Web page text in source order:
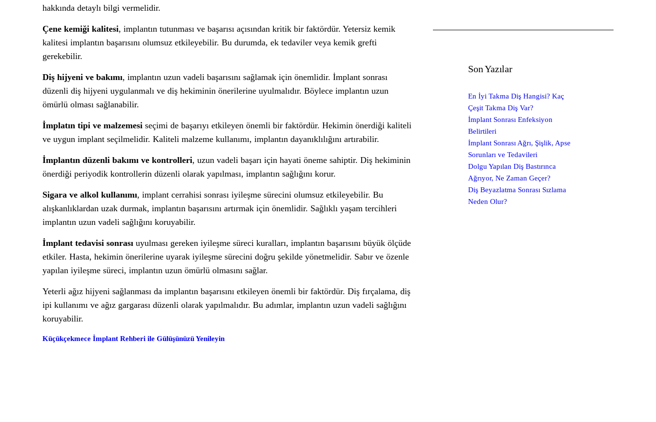
hakkında detaylı bilgi vermelidir.
Çene kemiği kalitesi, implantın tutunması ve başarısı açısından kritik bir faktördür. Yetersiz kemik
kalitesi implantın başarısını olumsuz etkileyebilir. Bu durumda, ek tedaviler veya kemik grefti
gerekebilir.
Diş hijyeni ve bakımı, implantın uzun vadeli başarısını sağlamak için önemlidir. İmplant sonrası
düzenli diş hijyeni uygulanmalı ve diş hekiminin önerilerine uyulmalıdır. Böylece implantın uzun
ömürlü olması sağlanabilir.
İmplatın tipi ve malzemesi seçimi de başarıyı etkileyen önemli bir faktördür. Hekimin önerdiği kaliteli
ve uygun implant seçilmelidir. Kaliteli malzeme kullanımı, implantın dayanıklılığını artırabilir.
İmplantın düzenli bakımı ve kontrolleri, uzun vadeli başarı için hayati öneme sahiptir. Diş hekiminin
önerdiği periyodik kontrollerin düzenli olarak yapılması, implantın sağlığını korur.
Sigara ve alkol kullanımı, implant cerrahisi sonrası iyileşme sürecini olumsuz etkileyebilir. Bu
alışkanlıklardan uzak durmak, implantın başarısını artırmak için önemlidir. Sağlıklı yaşam tercihleri
implantın uzun vadeli sağlığını koruyabilir.
İmplant tedavisi sonrası uyulması gereken iyileşme süreci kuralları, implantın başarısını büyük ölçüde
etkiler. Hasta, hekimin önerilerine uyarak iyileşme sürecini doğru şekilde yönetmelidir. Sabır ve özenle
yapılan iyileşme süreci, implantın uzun ömürlü olmasını sağlar.
Yeterli ağız hijyeni sağlanması da implantın başarısını etkileyen önemli bir faktördür. Diş fırçalama, diş
ipi kullanımı ve ağız gargarası düzenli olarak yapılmalıdır. Bu adımlar, implantın uzun vadeli sağlığını
koruyabilir.
Küçükçekmece İmplant Rehberi ile Gülüşünüzü Yenileyin
Son Yazılar
En İyi Takma Diş Hangisi? Kaç
Çeşit Takma Diş Var?
İmplant Sonrası Enfeksiyon
Belirtileri
İmplant Sonrası Ağrı, Şişlik, Apse
Sorunları ve Tedavileri
Dolgu Yapılan Diş Bastırınca
Ağrıyor, Ne Zaman Geçer?
Diş Beyazlatma Sonrası Sızlama
Neden Olur?